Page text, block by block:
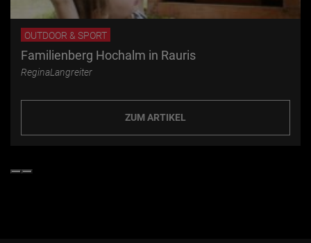
OUTDOOR & SPORT
Familienberg Hochalm in Rauris
ReginaLangreiter
ZUM ARTIKEL